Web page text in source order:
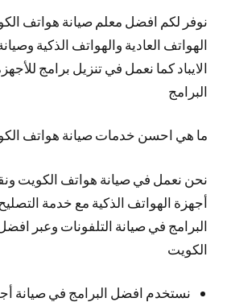
نوفر لكم افضل معلم صيانة هواتف
الهواتف العادية والهواتف الذكية
الايباد كما نعمل في تنزيل برامج
البرامج
ما هي احسن خدمات صيانة هواتف
نحن نعمل في صيانة هواتف الكويت
أجهزة الهواتف الذكية مع خدمة
البرامج في صيانة التلفونات وعبر
الكويت
نستخدم افضل البرامج في صيانة